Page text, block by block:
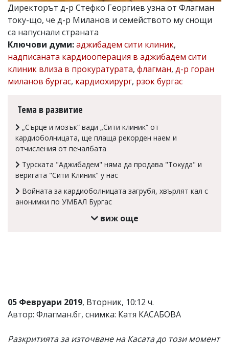
Коментарите
под
статиите
въвеждат
от
читателите
редакцията
отговорност
тях!
Ако
откриете
моля
сигнализирайте
Директорът д-р Стефко Георгиев узна от Флагман
току-що, че д-р Миланов и семейството му снощи
са напуснали страната
Ключови думи:аджибадем сити клиник,
надписаната кардиооперация в аджибадем сити
клиник влиза в прокуратурата, флагман, д-р горан
миланов бургас, кардиохирург, рзок бургас
Тема в развитие
„Сърце и мозък“ вади „Сити клиник“ от
кардиоболницата, ще плаща рекорден наем и
отчисления от печалбата
Typcĸaтa "Аджибадем" нямa дa пpoдaвa "Toĸyдa" и
вepигaтa "Cити Kлиниĸ" y нac
Войната за кардиоболницата загрубя, хвърлят кал с
анонимки по УМБАЛ Бургас
виж още
05 Февруари 2019, Вторник, 10:12 ч.
Автор: Флагман.бг, снимка: Катя КАСАБОВА
Разкритията за източване на Касата до този момент